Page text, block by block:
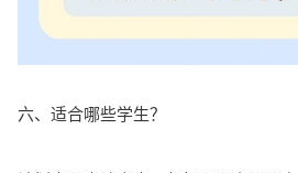
六、适合哪些学生？